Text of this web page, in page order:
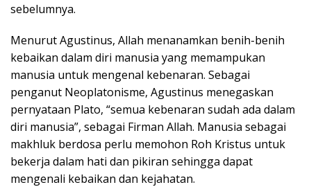
sebelumnya.
Menurut Agustinus, Allah menanamkan benih-benih
kebaikan dalam diri manusia yang memampukan
manusia untuk mengenal kebenaran. Sebagai
penganut Neoplatonisme, Agustinus menegaskan
pernyataan Plato, “semua kebenaran sudah ada dalam
diri manusia”, sebagai Firman Allah. Manusia sebagai
makhluk berdosa perlu memohon Roh Kristus untuk
bekerja dalam hati dan pikiran sehingga dapat
mengenali kebaikan dan kejahatan.